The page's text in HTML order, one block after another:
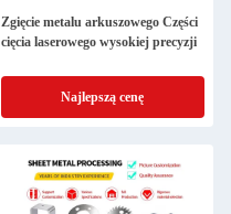
Zgięcie metalu arkuszowego Części
cięcia laserowego wysokiej precyzji
Najlepszą cenę